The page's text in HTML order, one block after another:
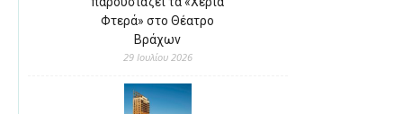
Φτερά» στο Θέατρο
Βράχων
29 Ιουλίου 2026